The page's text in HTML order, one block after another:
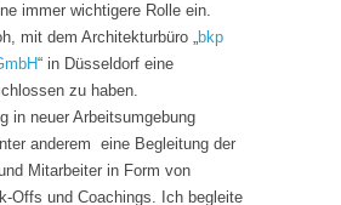
immer wichtigere Rolle ein.
mit dem Architekturbüro „bkp
“ in Düsseldorf eine
zu haben.
in neuer Arbeitsumgebung
anderem eine Begleitung der
Mitarbeiter in Form von
Offs und Coachings. Ich begleite